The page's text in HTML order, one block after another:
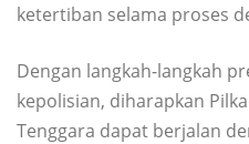
ketertiban selama proses
Dengan langkah-langkah
kepolisian, diharapkan
Tenggara dapat berjalan